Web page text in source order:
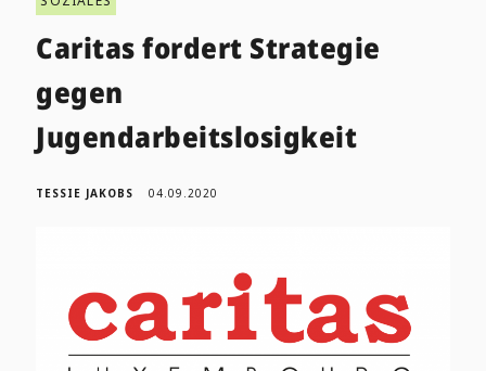
Caritas fordert Strategie
gegen
Jugendarbeitslosigkeit
TESSIE JAKOBS 04.09.2020